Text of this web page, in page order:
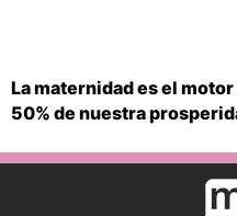
La maternidad es el
50% de nuestra